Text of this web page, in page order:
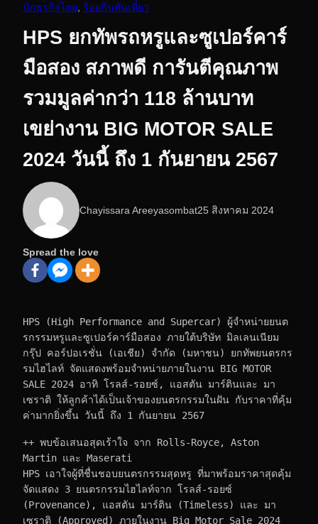
นักธุรกิจไทย ร้อยกินพันเที่ยว
HPS ยกทัพรถหรูและซูเปอร์คาร์
มือสอง สภาพดี การันตีคุณภาพ
รวมมูลค่ากว่า 118 ล้านบาท
เขย่างาน BIG MOTOR SALE
2024 วันนี้ ถึง 1 กันยายน 2567
Chayissara Areeyasombat25 สิงหาคม 2024
Spread the love
HPS (High Performance and Supercar) ผู้จำหน่ายยนต
รกรรมหรูและซูเปอร์คาร์มือสอง ภายใต้บริษัท มิลเลนเนียม
กรุ๊ป คอร์ปอเรชั่น (เอเชีย) จำกัด (มหาชน) ยกทัพยนตรกร
รมไฮไลท์ จัดแสดงพร้อมจำหน่ายภายในงาน BIG MOTOR
SALE 2024 อาทิ โรลส์-รอยซ์, แอสตัน มาร์ตินและ มา
เซราติ ให้ลูกค้าได้เป็นเจ้าของยนตรกรรมในฝัน กับราคาที่คุ้ม
ค่ามากยิ่งขึ้น วันนี้ ถึง 1 กันยายน 2567
++ พบข้อเสนอสุดเร้าใจ จาก Rolls-Royce, Aston
Martin และ Maserati
HPS เอาใจผู้ที่ชื่นชอบยนตรกรรมสุดหรู ที่มาพร้อมราคาสุดคุ้ม
จัดแสดง 3 ยนตรกรรมไฮไลท์จาก โรลส์-รอยซ์
(Provenance), แอสตัน มาร์ติน (Timeless) และ มา
เซราติ (Approved) ภายในงาน Big Motor Sale 2024